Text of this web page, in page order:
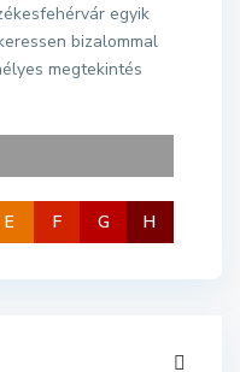
egyik
bizalommal
megtekintés
E F G H